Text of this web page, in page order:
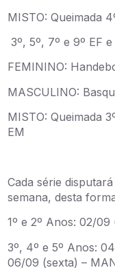
MISTO: Queimada
3º, 5º, 7º e 9º EF e
FEMININO:
MASCULINO:
MISTO: Queimada
EM
Cada série
semana, desta
1º e 2º Anos: 02/
3º, 4º e 5º Anos:
06/09 (sexta) –